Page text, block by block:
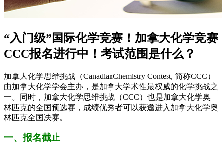
“入门级”国际化学竞赛！加拿大化学竞赛
CCC报名进行中！考试范围是什么？
加拿大化学思维挑战（CanadianChemistry Contest, 简称CCC）
由加拿大化学学会主办，是加拿大学术性最权威的化学挑战之
一。同时，加拿大化学思维挑战（CCC）也是加拿大化学奥
林匹克的全国预选赛，成绩优秀者可以获邀进入加拿大化学奥
林匹克全国决赛。
一、报名截止